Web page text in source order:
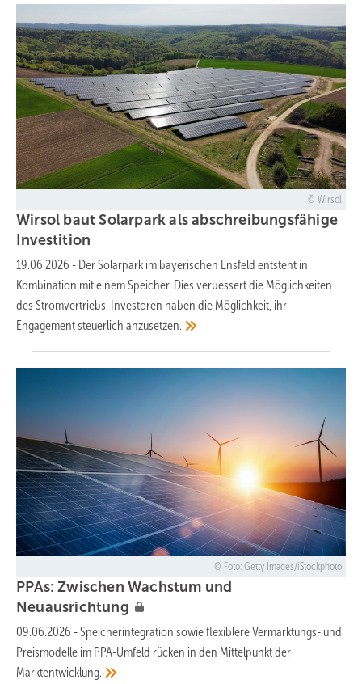
Wirsol
Wirsol baut Solarpark als abschreibungsfähige
Investition
19.06.2026 - Der Solarpark im bayerischen Ensfeld entsteht in
Kombination mit einem Speicher. Dies verbessert die Möglichkeiten
des Stromvertriebs. Investoren haben die Möglichkeit, ihr
Engagement steuerlich anzusetzen.
Foto: Getty Images/iStockphoto
PPAs: Zwischen Wachstum und
Neuausrichtung
09.06.2026 -Speicherintegration sowie flexiblere Vermarktungs- und
Preismodelle im PPA-Umfeld rücken in den Mittelpunkt der
Marktentwicklung.